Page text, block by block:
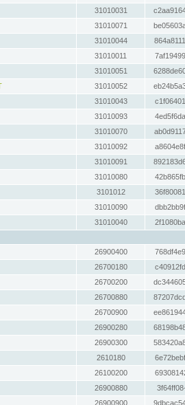
31010031
31010071
31010044
31010011
31010051
31010052
31010043
31010093
31010070
31010092
31010091
31010080
3101012
31010090
31010040
26900400
26700180
26700200
26700880
26700900
26900280
26900300
2610180
26100200
26900880
26900900